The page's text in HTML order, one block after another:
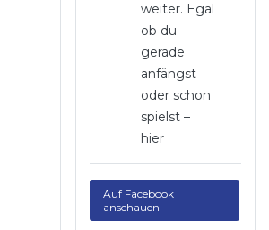
weiter. Egal
ob du
gerade
anfängst
oder schon
spielst –
hier
Auf Facebook
anschauen